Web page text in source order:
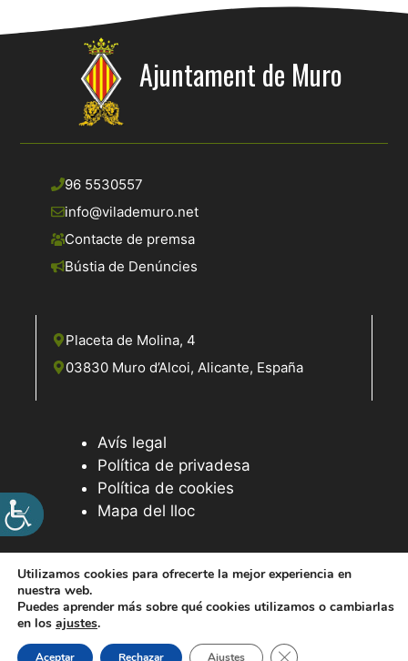
Ajuntament de Muro
96 5530557
info@vilademuro.net
Contacte de premsa
Bústia de Denúncies
Placeta de Molina, 4
03830 Muro d’Alcoi, Alicante, España
Avís legal
Política de privadesa
Política de cookies
Mapa del lloc
© 2026 Web desenvolupada pel Servei d'Informàtica de
Utilizamos cookies para ofrecerte la mejor experiencia en
nuestra web.
Puedes aprender más sobre qué cookies utilizamos o cambiarlas
en los ajustes.
Aceptar Rechazar Ajustes Tanca el bàner de